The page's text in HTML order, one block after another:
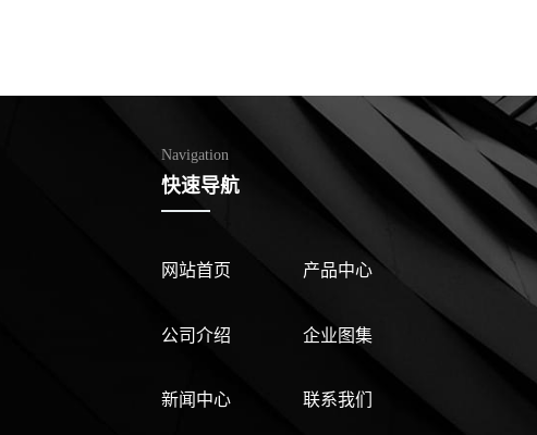
Navigation
快速导航
网站首页 产品中心
公司介绍 企业图集
新闻中心 联系我们